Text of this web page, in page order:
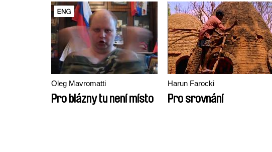
Oleg Mavromatti
Pro blázny tu není místo
Harun Farocki
Pro srovnání